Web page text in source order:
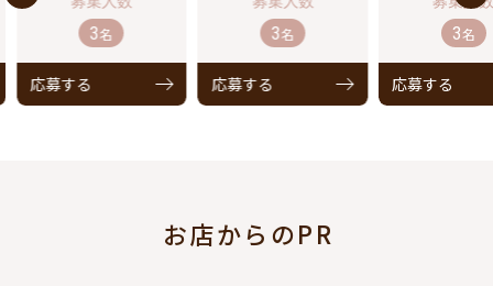
3名
応募する
3名
応募する
3名
応募する
お店からのPR